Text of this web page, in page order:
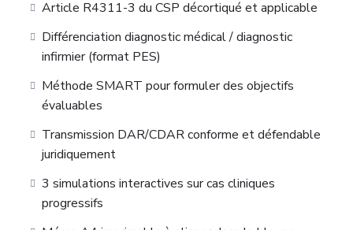
Article R4311-3 du CSP décortiqué et applicable
Différenciation diagnostic médical / diagnostic
infirmier (format PES)
Méthode SMART pour formuler des objectifs
évaluables
Transmission DAR/CDAR conforme et défendable
juridiquement
3 simulations interactives sur cas cliniques
progressifs